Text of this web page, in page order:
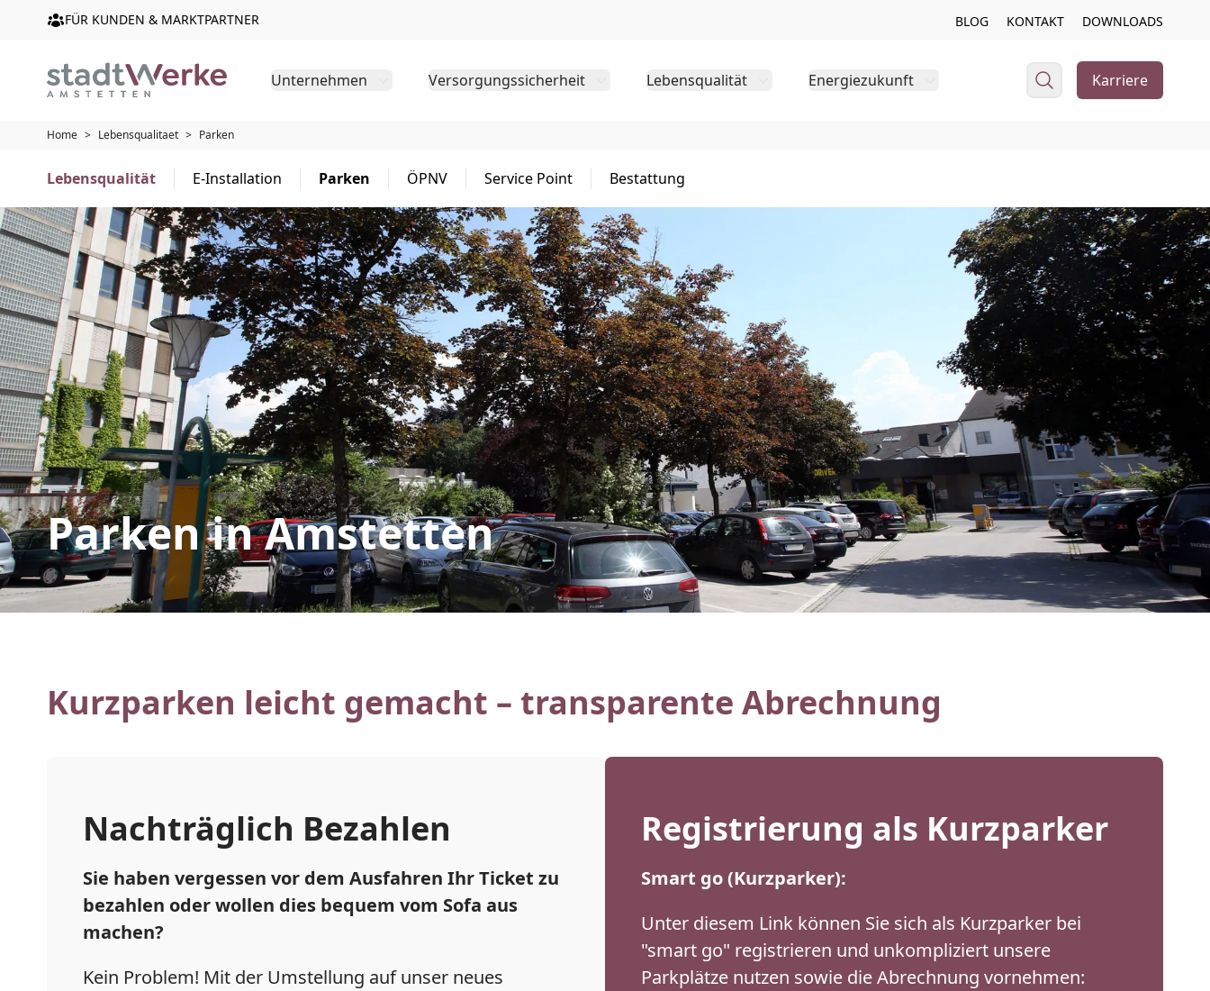
FÜR KUNDEN & MARKTPARTNER BLOG KONTAKT DOWNLOADS
Unternehmen Versorgungssicherheit Lebensqualität Energiezukunft Karriere
Home > Lebensqualitaet > Parken
Lebensqualität E-Installation Parken ÖPNV Service Point Bestattung
Parken in Amstetten
Kurzparken leicht gemacht – transparente Abrechnung
Nachträglich Bezahlen
Sie haben vergessen vor dem Ausfahren Ihr Ticket zu
bezahlen oder wollen dies bequem vom Sofa aus
machen?
Kein Problem! Mit der Umstellung auf unser neues
Registrierung als Kurzparker
Smart go (Kurzparker):
Unter diesem Link können Sie sich als Kurzparker bei
"smart go" registrieren und unkompliziert unsere
Parkplätze nutzen sowie die Abrechnung vornehmen: